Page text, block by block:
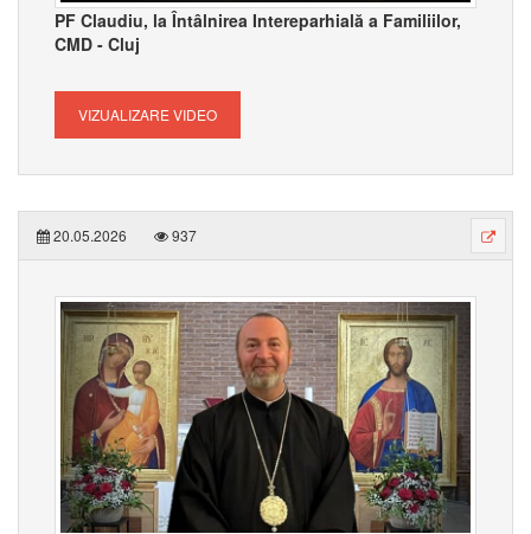
PF Claudiu, la Întâlnirea Intereparhială a Familiilor,
CMD - Cluj
VIZUALIZARE VIDEO
20.05.2026 937